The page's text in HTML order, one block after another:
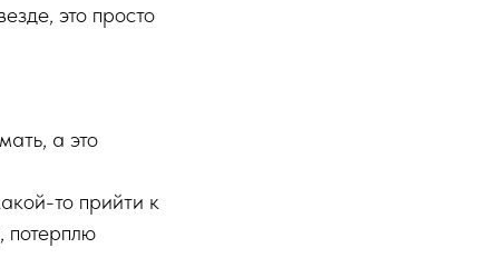
это просто
а это
то прийти к
потерплю